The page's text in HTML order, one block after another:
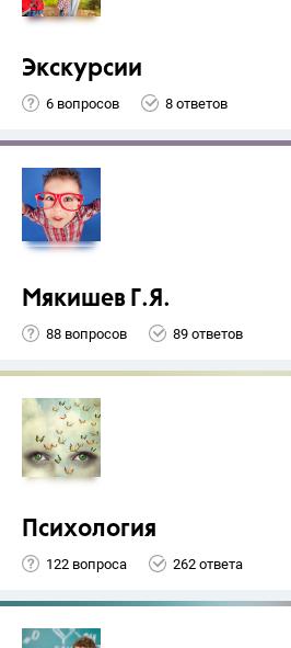
Экскурсии
6 вопросов 8 ответов
Мякишев Г.Я.
88 вопросов 89 ответов
Психология
122 вопроса 262 ответа